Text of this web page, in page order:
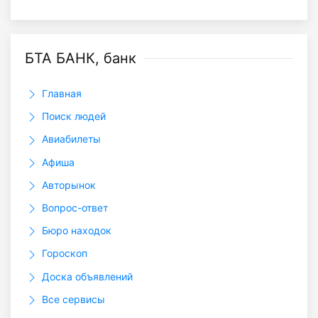
БТА БАНК, банк
Главная
Поиск людей
Авиабилеты
Афиша
Авторынок
Вопрос-ответ
Бюро находок
Гороскоп
Доска объявлений
Все сервисы